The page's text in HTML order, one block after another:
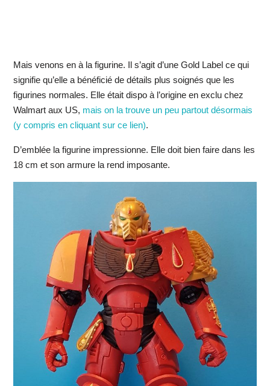
Mais venons en à la figurine. Il s’agit d’une Gold Label ce qui
signifie qu’elle a bénéficié de détails plus soignés que les
figurines normales. Elle était dispo à l’origine en exclu chez
Walmart aux US, mais on la trouve un peu partout désormais
(y compris en cliquant sur ce lien).
D’emblée la figurine impressionne. Elle doit bien faire dans les
18 cm et son armure la rend imposante.